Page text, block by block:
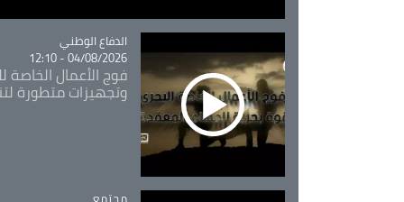
Catégorie
الدفاع الوطني
04/08/2026 - 12:10
فوج الأعمال الخاصة
وتجهيزات متطورة